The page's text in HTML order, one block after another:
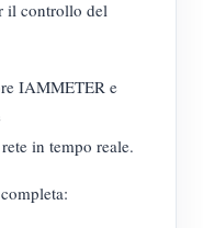
il controllo del
IAMMETER e
in tempo reale.